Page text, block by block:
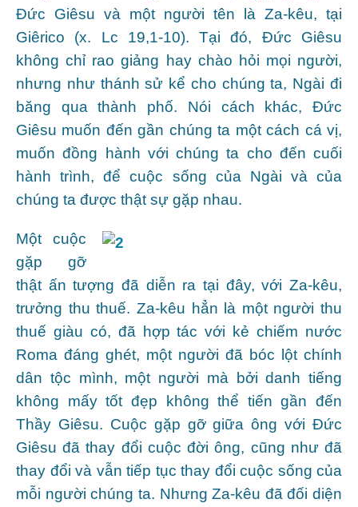
Đức Giêsu và một người tên là Za-kêu, tại
Giêrico (x. Lc 19,1-10). Tại đó, Đức Giêsu
không chỉ rao giảng hay chào hỏi mọi người,
nhưng như thánh sử kể cho chúng ta, Ngài đi
băng qua thành phố. Nói cách khác, Đức
Giêsu muốn đến gần chúng ta một cách cá vị,
muốn đồng hành với chúng ta cho đến cuối
hành trình, để cuộc sống của Ngài và của
chúng ta được thật sự gặp nhau.
Một cuộc
gặp gỡ
thật ấn tượng đã diễn ra tại đây, với Za-kêu,
trưởng thu thuế. Za-kêu hẳn là một người thu
thuế giàu có, đã hợp tác với kẻ chiếm nước
Roma đáng ghét, một người đã bóc lột chính
dân tộc mình, một người mà bởi danh tiếng
không mấy tốt đẹp không thể tiến gần đến
Thầy Giêsu. Cuộc gặp gỡ giữa ông với Đức
Giêsu đã thay đổi cuộc đời ông, cũng như đã
thay đổi và vẫn tiếp tục thay đổi cuộc sống của
mỗi người chúng ta. Nhưng Za-kêu đã đối diện